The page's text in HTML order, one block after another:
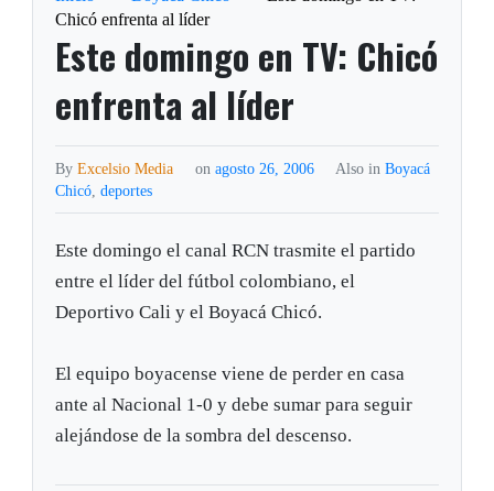
Chicó enfrenta al líder
Este domingo en TV: Chicó
enfrenta al líder
ByExcelsio Media on agosto 26, 2006 Also in Boyacá
Chicó,deportes
Este domingo el canal RCN trasmite el partido
entre el líder del fútbol colombiano, el
Deportivo Cali y el Boyacá Chicó.
El equipo boyacense viene de perder en casa
ante al Nacional 1-0 y debe sumar para seguir
alejándose de la sombra del descenso.